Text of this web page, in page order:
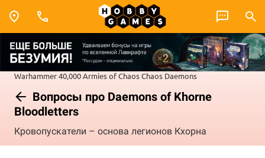
Warhammer 40,000Armies of ChaosChaos Daemons
Вопросы про Daemons of Khorne
Bloodletters
Кровопускатели – основа легионов Кхорна